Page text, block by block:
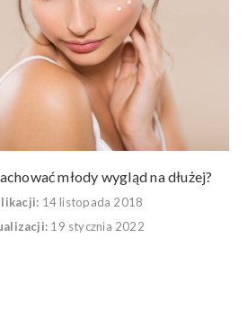
młody wygląd na dłużej?
14 listopada 2018
19 stycznia 2022